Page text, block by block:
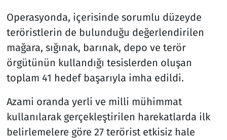
Operasyonda, içerisinde sorumlu düzeyde
teröristlerin de bulunduğu değerlendirilen
mağara, sığınak, barınak, depo ve terör
örgütünün kullandığı tesislerden oluşan
toplam 41 hedef başarıyla imha edildi.
Azami oranda yerli ve milli mühimmat
kullanılarak gerçekleştirilen harekatlarda ilk
belirlemelere göre 27 terörist etkisiz hale